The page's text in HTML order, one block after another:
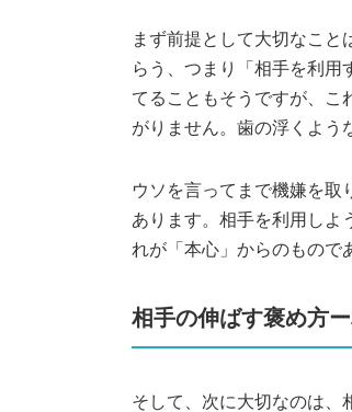
まず前提として大切なこと
らう、つまり「相手を利用
てることもそうですが、こ
がりません。歯の浮くよう
ウソを言ってまで機嫌を取
あります。相手を利用しよ
れが「本心」からのもので
相手の伸ばす褒め方
そして、次に大切なのは、